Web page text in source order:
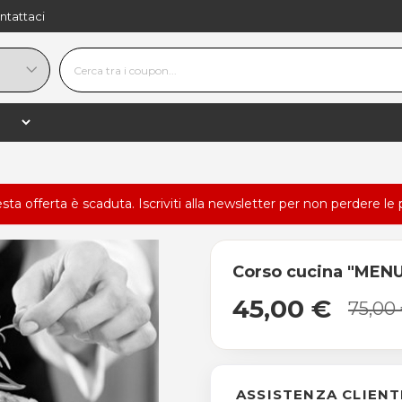
offerta è scaduta. Iscriviti alla newsletter per non perdere le
Corso cucina
45,00 € 75,00
ASSISTENZA